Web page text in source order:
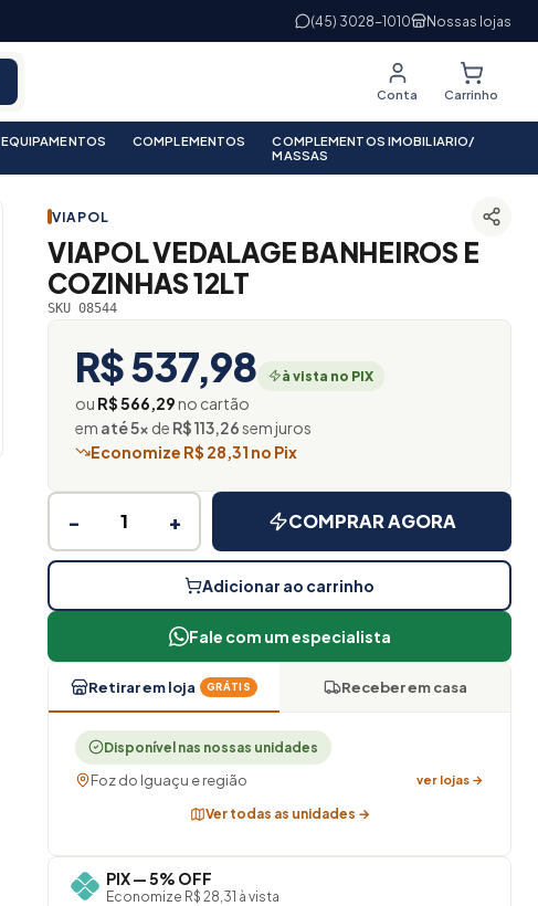
(45) 3028-1010 Nossas lojas
Conta Carrinho
EQUIPAMENTOS COMPLEMENTOS
COMPLEMENTOS IMOBILIARIO/
MASSAS
VIAPOL
VIAPOL VEDALAGE BANHEIROS E
COZINHAS 12LT
SKU 08544
R$ 537,98 à vista no PIX
ou R$ 566,29no cartão
em até 5× de R$ 113,26 sem juros
Economize R$ 28,31 no Pix
− + COMPRAR AGORA
Adicionar ao carrinho
Fale com um especialista
Retirar em loja GRÁTIS Receber em casa
Disponível nas nossas unidades
Foz do Iguaçu e região ver lojas →
Ver todas as unidades →
PIX — 5% OFF
Economize R$ 28,31 à vista